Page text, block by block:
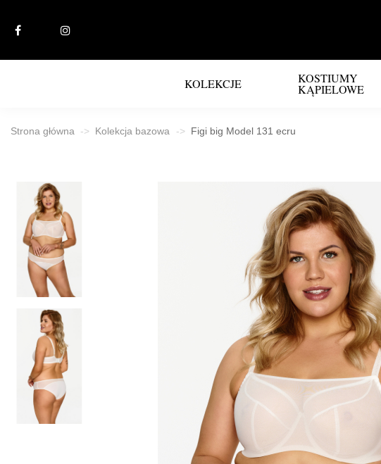
KOLEKCJE KOSTIUMY
KĄPIELOWE
Strona główna Kolekcja bazowa Figi big Model 131 ecru